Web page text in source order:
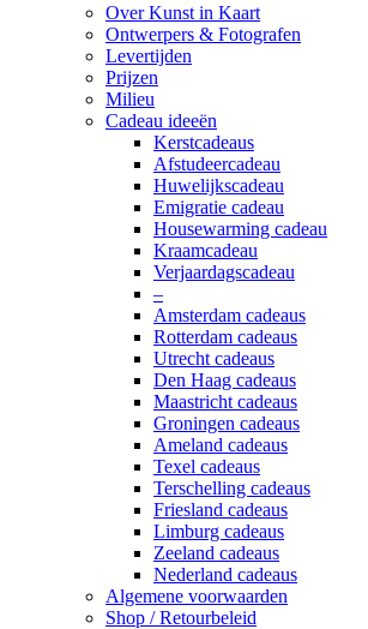
Over Kunst in Kaart
Ontwerpers & Fotografen
Levertijden
Prijzen
Milieu
Cadeau ideeën
Kerstcadeaus
Afstudeercadeau
Huwelijkscadeau
Emigratie cadeau
Housewarming cadeau
Kraamcadeau
Verjaardagscadeau
–
Amsterdam cadeaus
Rotterdam cadeaus
Utrecht cadeaus
Den Haag cadeaus
Maastricht cadeaus
Groningen cadeaus
Ameland cadeaus
Texel cadeaus
Terschelling cadeaus
Friesland cadeaus
Limburg cadeaus
Zeeland cadeaus
Nederland cadeaus
Algemene voorwaarden
Shop / Retourbeleid